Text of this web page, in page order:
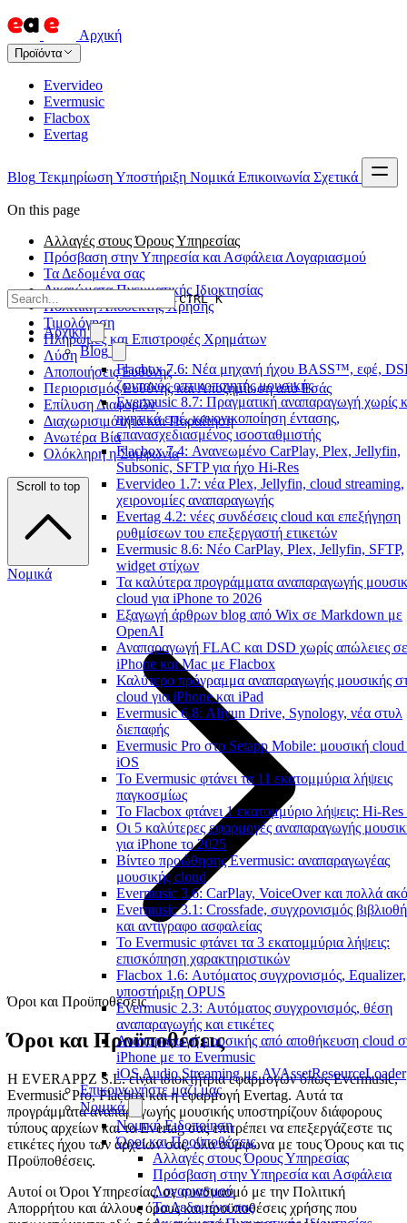
Αρχική
Προϊόντα
Evervideo
Evermusic
Flacbox
Evertag
Blog ΤεκμηρίωσηΥποστήριξη Νομικά Επικοινωνία Σχετικά
CTRL K
Αρχική
Blog
Flacbox 7.6: Νέα μηχανή ήχου BASS™, εφέ,
ζωντανός οπτικοποιητής μουσικής
Evermusic 8.7: Πραγματική αναπαραγωγή χωρίς
ηχητικά εφέ, κανονικοποίηση έντασης,
επανασχεδιασμένος ισοσταθμιστής
Flacbox 7.4: Ανανεωμένο CarPlay, Plex, Jellyfin,
Subsonic, SFTP για ήχο Hi-Res
Evervideo 1.7: νέα Plex, Jellyfin, cloud streaming,
χειρονομίες αναπαραγωγής
Evertag 4.2: νέες συνδέσεις cloud και επεξήγηση
ρυθμίσεων του επεξεργαστή ετικετών
Evermusic 8.6: Νέο CarPlay, Plex, Jellyfin, SFTP,
widget στίχων
Τα καλύτερα προγράμματα αναπαραγωγής
cloud για iPhone το 2026
Εξαγωγή άρθρων blog από Wix σε Markdown με
OpenAI
Αναπαραγωγή FLAC και DSD χωρίς απώλειες σε
iPhone και Mac με Flacbox
Καλύτερο πρόγραμμα αναπαραγωγής μουσικής
cloud για iPhone και iPad
Evermusic 6.8: Aliyun Drive, Synology, νέα στυλ
διεπαφής
Evermusic Pro στο Setapp Mobile: μουσική cloud
iOS
Το Evermusic φτάνει τα 11 εκατομμύρια λήψεις
παγκοσμίως
Το Flacbox φτάνει 1 εκατομμύριο λήψεις: Hi-Res
Οι 5 καλύτερες εφαρμογές αναπαραγωγής
για iPhone το 2025
Βίντεο προώθησης Evermusic: αναπαραγωγέας
μουσικής cloud
Evermusic 3.6: CarPlay, VoiceOver και πολλά
Evermusic 3.1: Crossfade, συγχρονισμός
και αντίγραφο ασφαλείας
Το Evermusic φτάνει τα 3 εκατομμύρια λήψεις:
επισκόπηση χαρακτηριστικών
Flacbox 1.6: Αυτόματος συγχρονισμός, Equalizer,
υποστήριξη OPUS
Evermusic 2.3: Αυτόματος συγχρονισμός, θέση
αναπαραγωγής και ετικέτες
Αναπαραγωγή μουσικής από αποθήκευση cloud
iPhone με το Evermusic
iOS Audio Streaming με AVAssetResourceLoader
Επικοινωνήστε μαζί μας
Νομικά
Νομική Ειδοποίηση
Όροι και Προϋποθέσεις
Αλλαγές στους Όρους Υπηρεσίας
Πρόσβαση στην Υπηρεσία και Ασφάλεια
Λογαριασμού
Τα Δεδομένα σας
On this page
Αλλαγές στους Όρους Υπηρεσίας
Πρόσβαση στην Υπηρεσία και Ασφάλεια Λογαριασμού
Τα Δεδομένα σας
Δικαιώματα Πνευματικής Ιδιοκτησίας
Πολιτική Αποδεκτής Χρήσης
Τιμολόγηση
Πληρωμές και Επιστροφές Χρημάτων
Λύση
Αποποιήσεις Ευθύνης
Περιορισμός Ευθύνης και Αποζημίωση από Εσάς
Επίλυση Διαφορών
Διαχωρισιμότητα και Παραίτηση
Ανωτέρα Βία
Ολόκληρη η Συμφωνία
Scroll to top
Νομικά
Όροι και Προϋποθέσεις
Όροι και Προϋποθέσεις
Η EVERAPPZ S.L. είναι ιδιοκτήτρια εφαρμογών όπως Evermusic,
Evermusic Pro, Flacbox και η εφαρμογή Evertag. Αυτά τα
προγράμματα αναπαραγωγής μουσικής υποστηρίζουν διάφορους
τύπους αρχείων και το Evertag σας επιτρέπει να επεξεργάζεστε τις
ετικέτες ήχου των αρχείων σας, όλα σύμφωνα με τους Όρους και τις
Προϋποθέσεις.
Αυτοί οι Όροι Υπηρεσίας, σε συνδυασμό με την Πολιτική
Απορρήτου και άλλους όρους και προϋποθέσεις χρήσης που